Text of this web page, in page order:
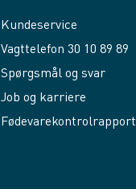
Kundeservice
Vagttelefon 30 10 89 89
Spørgsmål og svar
Job og karriere
Fødevarekontrolrapport